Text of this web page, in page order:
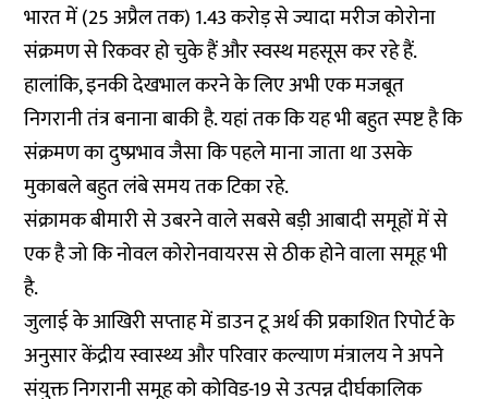
भारत में (25 अप्रैल तक) 1.43 करोड़ से ज्यादा मरीज कोरोना
संक्रमण से रिकवर हो चुके हैं और स्वस्थ महसूस कर रहे हैं.
हालांकि, इनकी देखभाल करने के लिए अभी एक मजबूत
निगरानी तंत्र बनाना बाकी है. यहां तक कि यह भी बहुत स्पष्ट है कि
संक्रमण का दुष्प्रभाव जैसा कि पहले माना जाता था उसके
मुकाबले बहुत लंबे समय तक टिका रहे.
संक्रामक बीमारी से उबरने वाले सबसे बड़ी आबादी समूहों में से
एक है जो कि नोवल कोरोनवायरस से ठीक होने वाला समूह भी
है.
जुलाई के आखिरी सप्ताह में डाउन टू अर्थ की प्रकाशित रिपोर्ट के
अनुसार केंद्रीय स्वास्थ्य और परिवार कल्याण मंत्रालय ने अपने
संयुक्त निगरानी समूह को कोविड-19 से उत्पन्न दीर्घकालिक